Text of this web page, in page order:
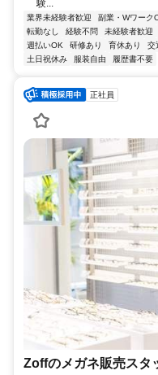
験...
業界未経験者歓迎 副業・Wワーク
転勤なし
経験不問 未経験者歓迎
週払いOK
研修あり 育休あり 交
土日祝休み
服装自由 履歴書不要
正社員
Zoffのメガネ販売スタ